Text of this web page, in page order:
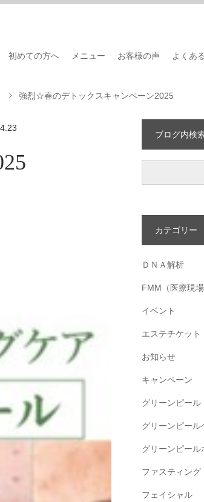
初めての方へ メニュー お客様の声 よくあ
強烈☆春のデトックスキャンペーン2025
ブログ内検
カテゴリー
ＤＮＡ解析
FMM（医療現
イベント
エステチケット
お知らせ
キャンペーン
グリーンピー
グリーンピール
グリーンピール
ファスティング
フェイシャル